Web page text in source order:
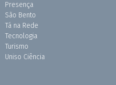
Presença
São Bento
Tá na Rede
Tecnologia
Turismo
Uniso Ciência